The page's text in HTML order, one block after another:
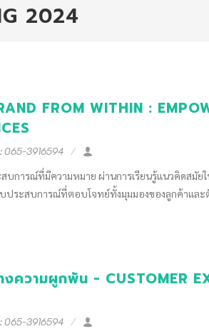
2024
FROM WITHIN :
065-3916594
บการณ์ที่มีความหมาย ผ่านการเรียนรู้แนวคิดสมัย
ประสบการณ์ที่ตอบโจทย์ทั้งมุมมองของลูกค้าแล
วามผูกพัน - CUSTOMER
065-3916594